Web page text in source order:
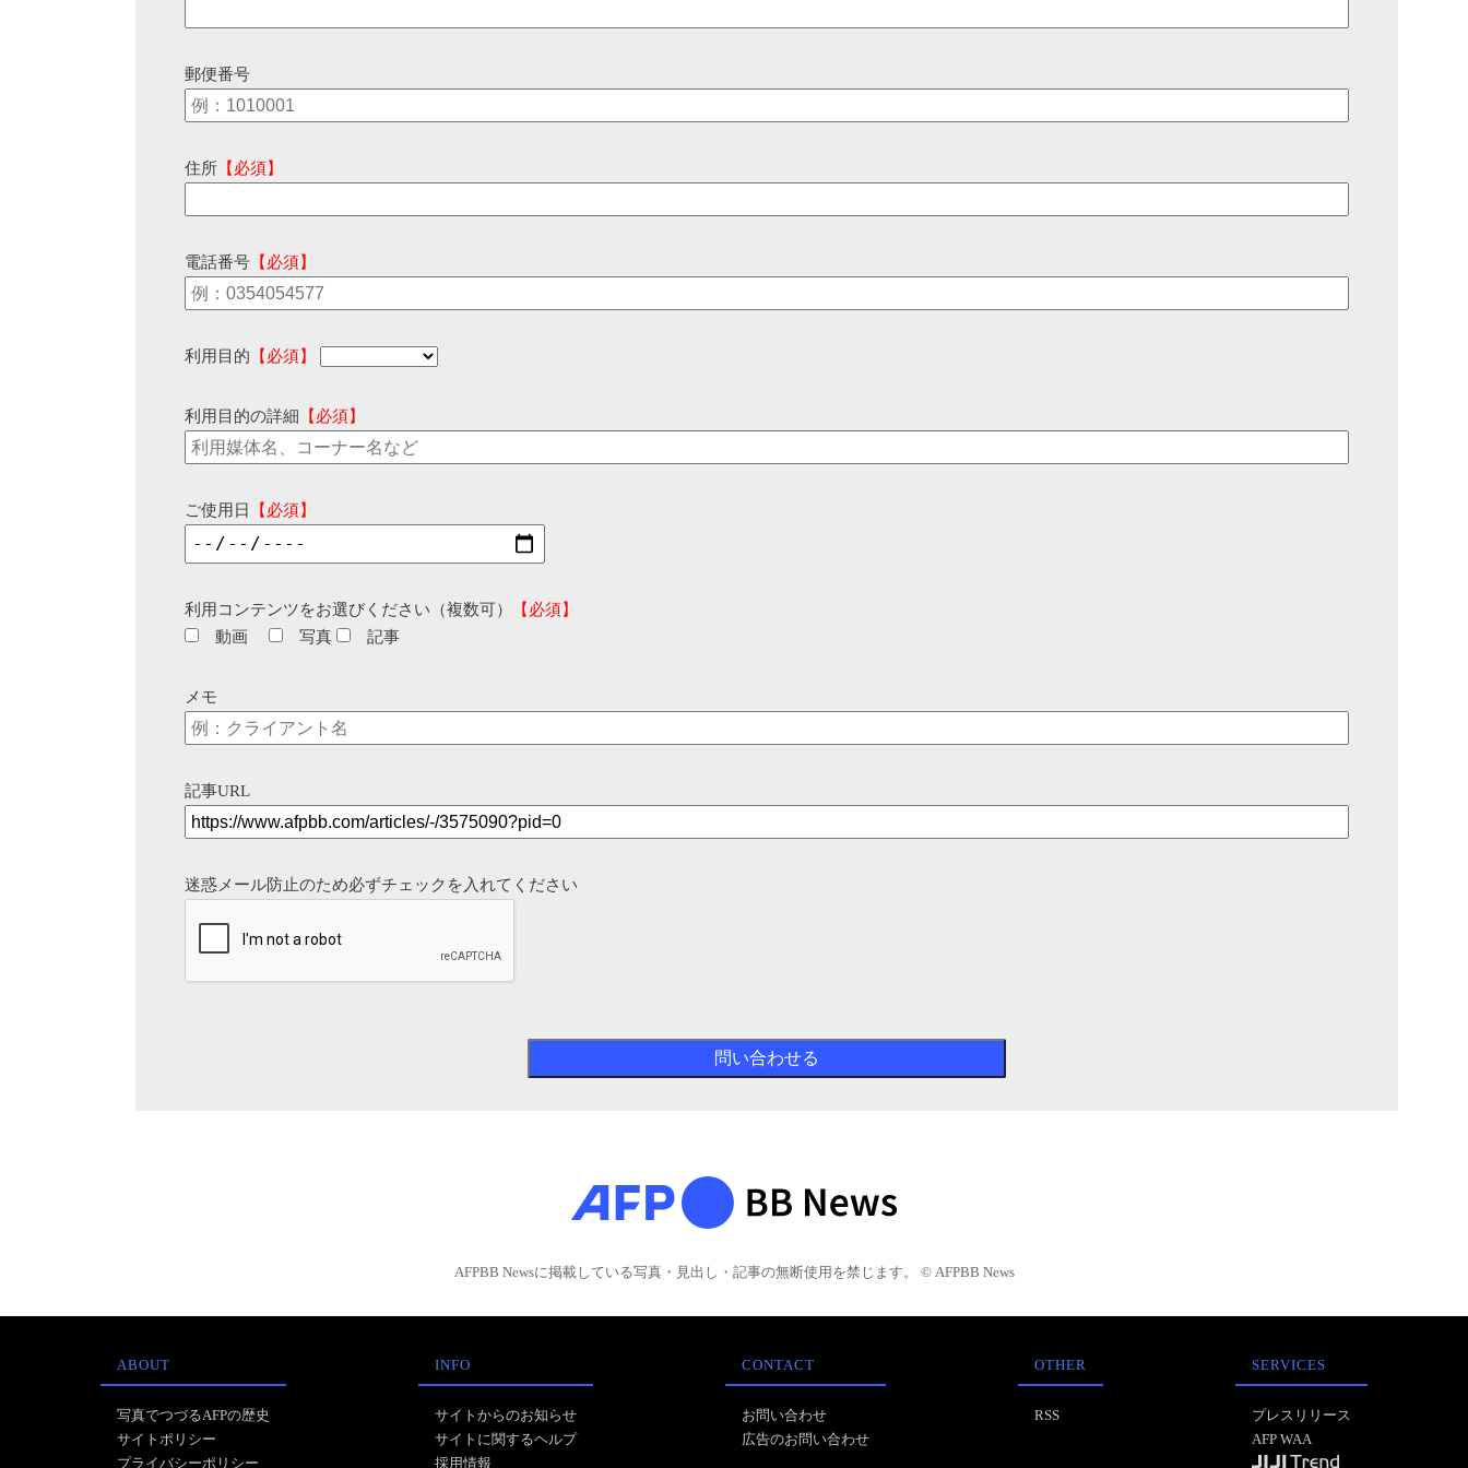
郵便番号
住所 【必須】
電話番号 【必須】
利用目的 【必須】
利用目的の詳細 【必須】
ご使用日 【必須】
利用コンテンツをお選びください（複数可）
【必須】
動画
写真 記事
メモ
記事URL
迷惑メール防止のため必ずチェックを入れてください
AFPBB Newsに掲載している写真・見出し・記事の無断使用を禁じます。 © AFPBB News
ABOUT
写真でつづるAFPの歴史
サイトポリシー
プライバシーポリシー
INFO
サイトからのお知らせ
サイトに関するヘルプ
採用情報
CONTACT
お問い合わせ
広告のお問い合わせ
OTHER
RSS
SERVICES
プレスリリース
AFP WAA